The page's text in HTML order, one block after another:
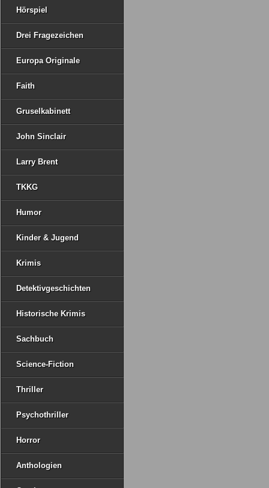
Hörspiel
Drei Fragezeichen
Europa Originale
Faith
Gruselkabinett
John Sinclair
Larry Brent
TKKG
Humor
Kinder & Jugend
Krimis
Detektivgeschichten
Historische Krimis
Sachbuch
Science-Fiction
Thriller
Psychothriller
Horror
Anthologien